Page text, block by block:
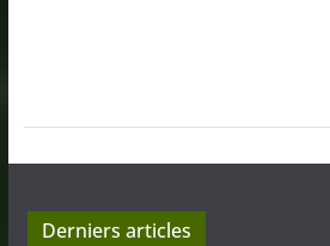
Derniers articles